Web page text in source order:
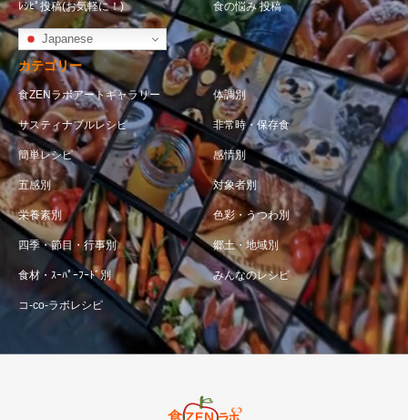
ﾚｼﾋﾟ投稿(お気軽に！) 食の悩み 投稿
Japanese
カテゴリー
食ZENラボアートギャラリー 体調別
サスティナブルレシピ 非常時・保存食
簡単レシピ 感情別
五感別 対象者別
栄養素別 色彩・うつわ別
四季・節目・行事別 郷土・地域別
食材・ｽｰﾊﾟｰﾌｰﾄﾞ別 みんなのレシピ
コ-co-ラボレシピ